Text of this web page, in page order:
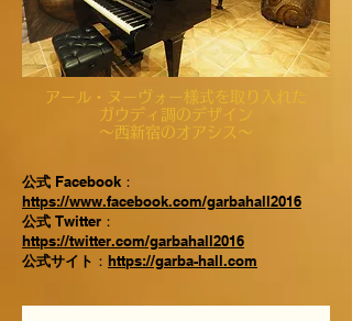
​アール・ヌーヴォー様式を取り入れた
ガウディ調のデザイン
​～西新宿のオアシス～
公式 Facebook：
https://www.facebook.com/garbahall2016
公式 Twitter：
https://twitter.com/garbahall2016
公式サイト ： https://garba-hall.com